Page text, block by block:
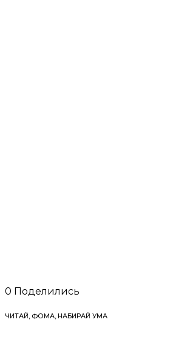
0 Поделились
ЧИТАЙ, ФОМА, НАБИРАЙ УМА